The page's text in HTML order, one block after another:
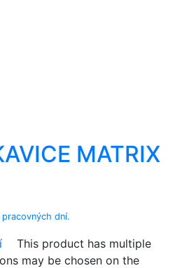
MATRIX
dní.
This product has multiple
may be chosen on the